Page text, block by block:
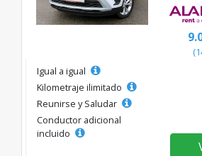
Igual a igual
Kilometraje ilimitado
Reunirse y Saludar
Conductor adicional
incluido